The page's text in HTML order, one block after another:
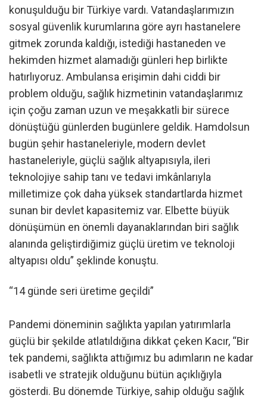
konuşulduğu bir Türkiye vardı. Vatandaşlarımızın
sosyal güvenlik kurumlarına göre ayrı hastanelere
gitmek zorunda kaldığı, istediği hastaneden ve
hekimden hizmet alamadığı günleri hep birlikte
hatırlıyoruz. Ambulansa erişimin dahi ciddi bir
problem olduğu, sağlık hizmetinin vatandaşlarımız
için çoğu zaman uzun ve meşakkatli bir sürece
dönüştüğü günlerden bugünlere geldik. Hamdolsun
bugün şehir hastaneleriyle, modern devlet
hastaneleriyle, güçlü sağlık altyapısıyla, ileri
teknolojiye sahip tanı ve tedavi imkânlarıyla
milletimize çok daha yüksek standartlarda hizmet
sunan bir devlet kapasitemiz var. Elbette büyük
dönüşümün en önemli dayanaklarından biri sağlık
alanında geliştirdiğimiz güçlü üretim ve teknoloji
altyapısı oldu” şeklinde konuştu.
“14 günde seri üretime geçildi”
Pandemi döneminin sağlıkta yapılan yatırımlarla
güçlü bir şekilde atlatıldığına dikkat çeken Kacır, “Bir
tek pandemi, sağlıkta attığımız bu adımların ne kadar
isabetli ve stratejik olduğunu bütün açıklığıyla
gösterdi. Bu dönemde Türkiye, sahip olduğu sağlık